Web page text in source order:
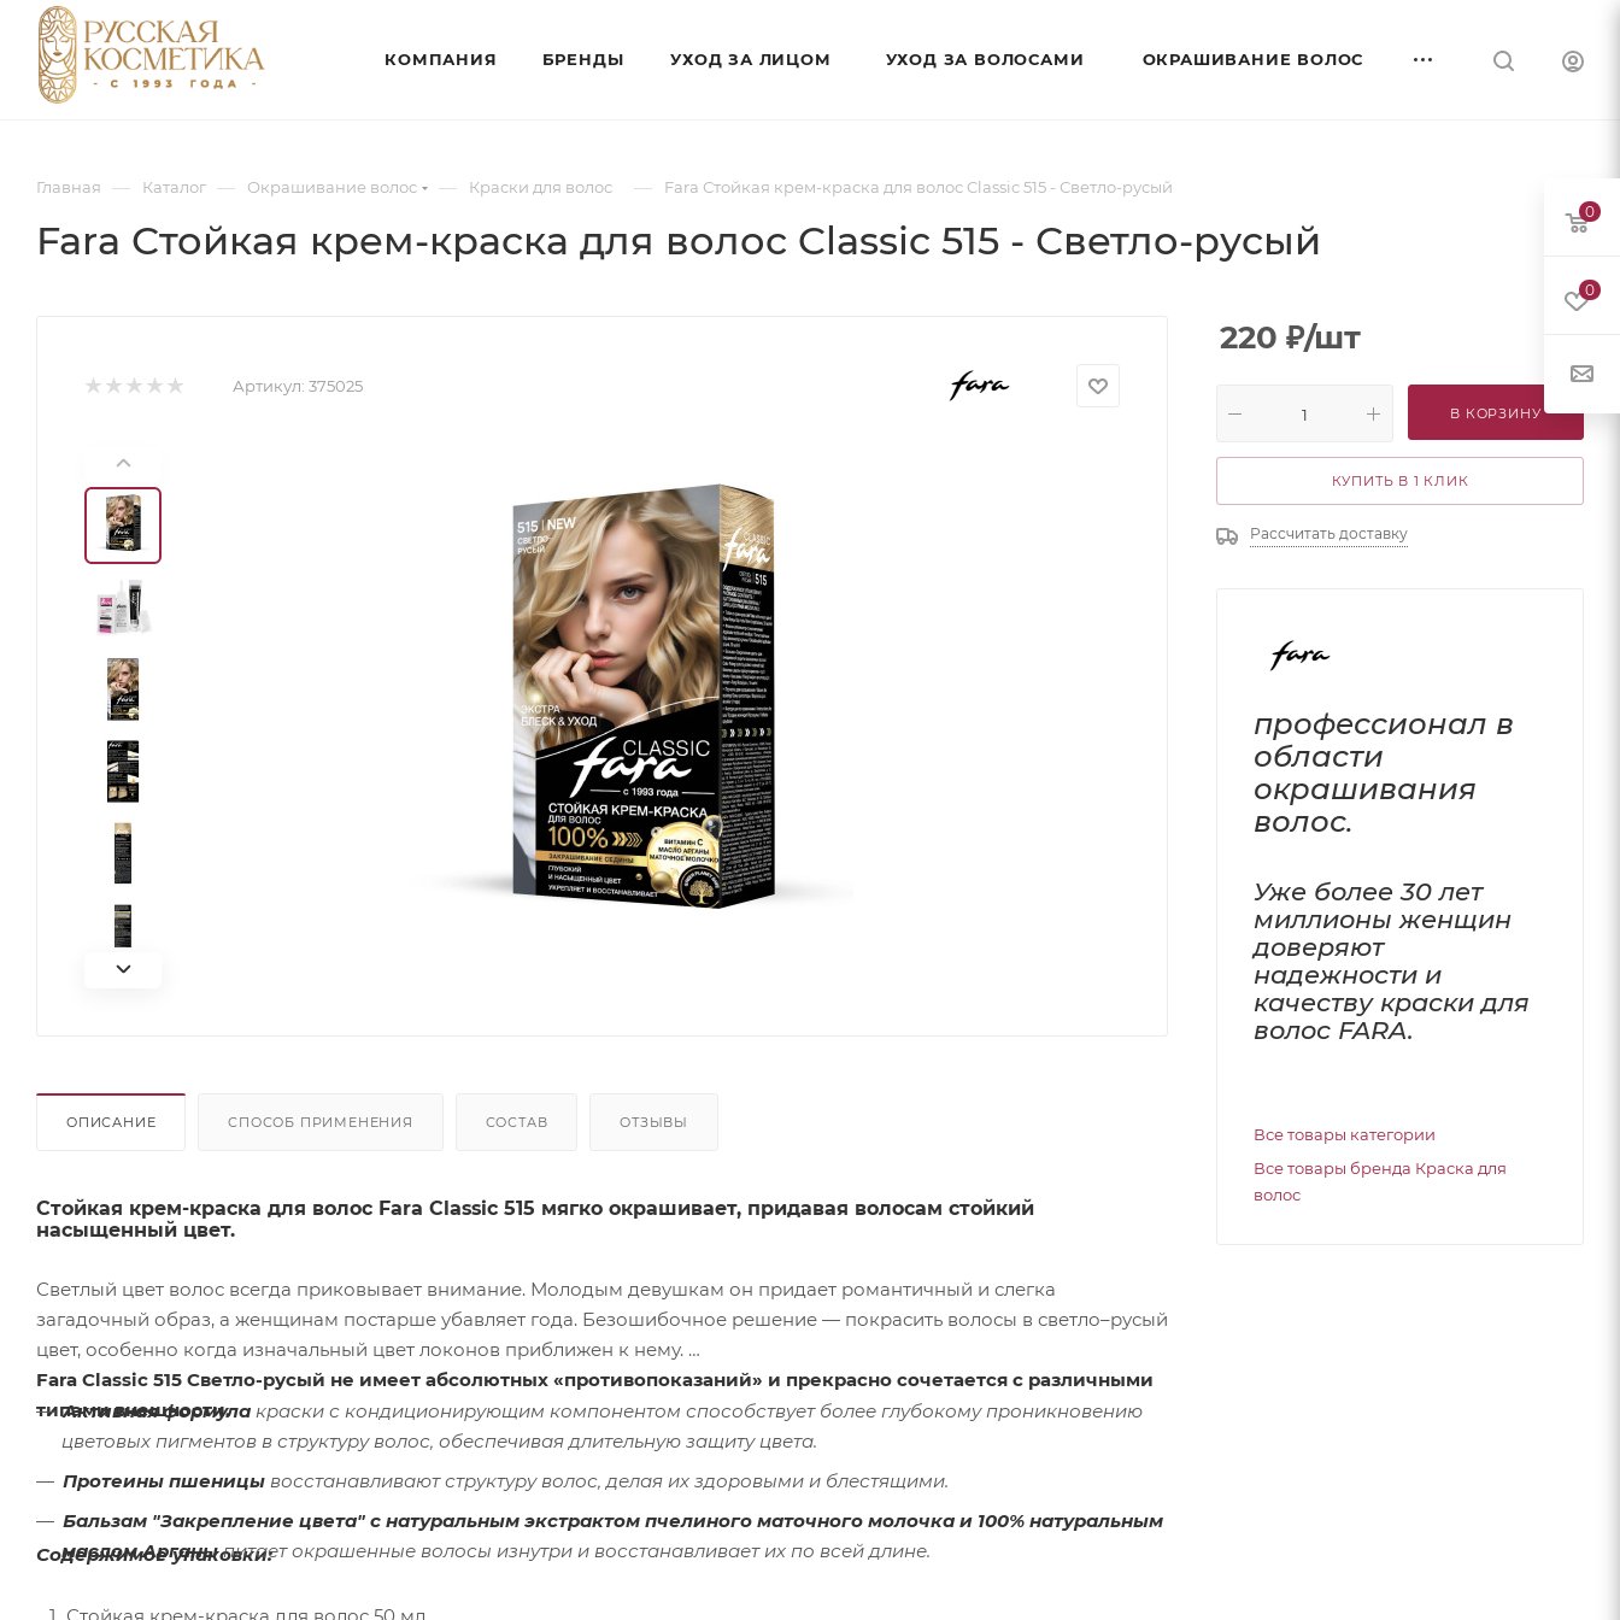
КОМПАНИЯ БРЕНДЫ УХОД ЗА ЛИЦОМ УХОД ЗА ВОЛОСАМИ ОКРАШИВАНИЕ ВОЛОС
Главная — Каталог — Окрашивание волос — Краски для волос — Fara Стойкая крем-краска для волос Classic 515 - Светло-русый
Fara Стойкая крем-краска для волос Classic 515 - Светло-русый
Артикул: 375025
ОПИСАНИЕ СПОСОБ ПРИМЕНЕНИЯ СОСТАВ ОТЗЫВЫ
Стойкая крем-краска для волос Fara Classic 515 мягко окрашивает, придавая волосам стойкий
насыщенный цвет.
Светлый цвет волос всегда приковывает внимание. Молодым девушкам он придает романтичный и слегка
загадочный образ, а женщинам постарше убавляет года. Безошибочное решение — покрасить волосы в светло–русый
цвет, особенно когда изначальный цвет локонов приближен к нему.
Fara Classic 515 Светло-русый не имеет абсолютных «противопоказаний» и прекрасно сочетается с различными
типами внешности.
Активная формула краски с кондиционирующим компонентом способствует более глубокому проникновению
цветовых пигментов в структуру волос, обеспечивая длительную защиту цвета.
Протеины пшеницы восстанавливают структуру волос, делая их здоровыми и блестящими.
Бальзам "Закрепление цвета" с натуральным экстрактом пчелиного маточного молочка и 100% натуральным
маслом Арганыпитает окрашенные волосы изнутри и восстанавливает их по всей длине.
Содержимое упаковки:
220 ₽/шт
В КОРЗИНУ
КУПИТЬ В 1 КЛИК
Рассчитать доставку
профессионал в
области
окрашивания
волос.
Уже более 30 лет
миллионы женщин
доверяют
надежности и
качеству краски для
волос FARA.
Все товары категории
Все товары бренда Краска для
волос
0
0